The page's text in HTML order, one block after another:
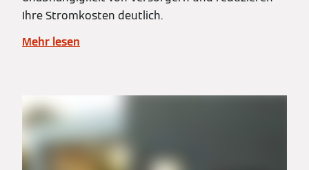
Ihre Stromkosten deutlich.
Mehr lesen